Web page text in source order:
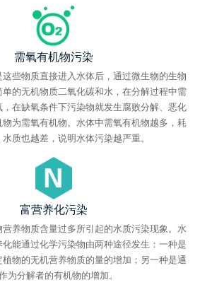
需氧有机物污染
些物质直接进入水体后，通过微生物的生物
的无机物质二氧化碳和水，在分解过程中需
在缺氧条件下污染物就发生腐败分解、恶化
为需氧有机物。水体中需氧有机物越多，耗
质也越差，说明水体污染越严重。
富营养化污染
养物质含量过多所引起的水质污染现象。水
能通过化学污染物由两种途径发生：一种是
物的无机营养物质的量的增加；另一种是通
为分解者的有机物的增加。